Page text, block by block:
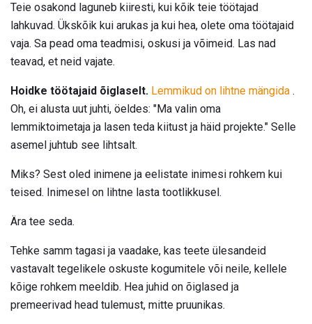
Teie osakond laguneb kiiresti, kui kõik teie töötajad
lahkuvad. Ükskõik kui arukas ja kui hea, olete oma töötajaid
vaja. Sa pead oma teadmisi, oskusi ja võimeid. Las nad
teavad, et neid vajate.
Hoidke töötajaid õiglaselt. Lemmikud on lihtne mängida .
Oh, ei alusta uut juhti, öeldes: "Ma valin oma
lemmiktoimetaja ja lasen teda kiitust ja häid projekte." Selle
asemel juhtub see lihtsalt.
Miks? Sest oled inimene ja eelistate inimesi rohkem kui
teised. Inimesel on lihtne lasta tootlikkusel.
Ära tee seda.
Tehke samm tagasi ja vaadake, kas teete ülesandeid
vastavalt tegelikele oskuste kogumitele või neile, kellele
kõige rohkem meeldib. Hea juhid on õiglased ja
premeerivad head tulemust, mitte pruunikas.